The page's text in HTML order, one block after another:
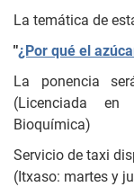
La temática de
"¿Por qué el
La ponencia
(Licenciada
Bioquímica)
Servicio de taxi
(Itxaso: martes y